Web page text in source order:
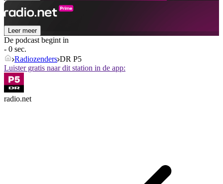
Leer meer
De podcast begint in
- 0 sec.
Radiozenders DR P5
Luister gratis naar dit station in de app:
radio.net